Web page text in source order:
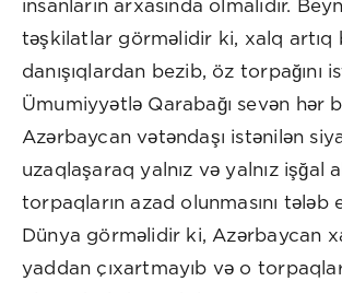
insanların arxasında olmalıdır.
təşkilatlar görməlidir ki, xalq artıq
danışıqlardan bezib, öz torpağını
Ümumiyyətlə Qarabağı sevən hər
Azərbaycan vətəndaşı istənilən
uzaqlaşaraq yalnız və yalnız işğal
torpaqların azad olunmasını tələb
Dünya görməlidir ki, Azərbaycan
yaddan çıxartmayıb və o